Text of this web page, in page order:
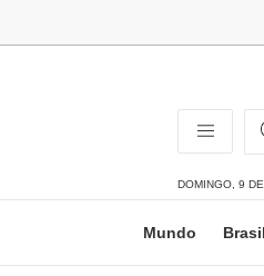
DOMINGO, 9
Mundo Brasil